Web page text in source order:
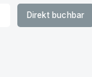
Direkt buchbar